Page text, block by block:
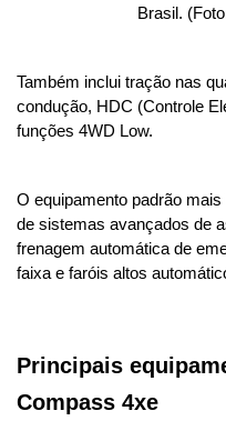
Brasil.
Também inclui tração nas
condução, HDC (Controle
funções 4WD Low.
O equipamento padrão
de sistemas avançados de
frenagem automática de
faixa e faróis altos
Principais
Compass 4xe